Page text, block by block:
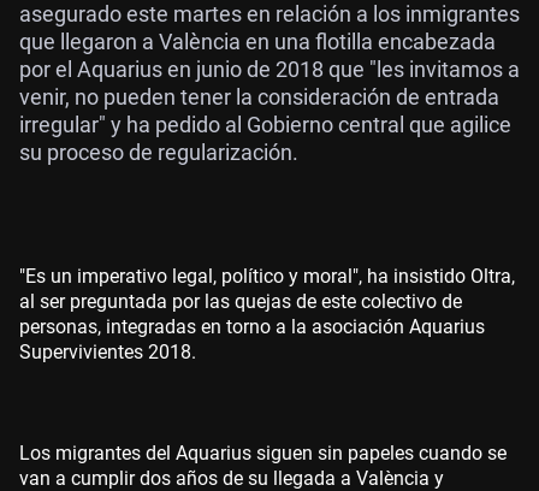
asegurado este martes en relación a los inmigrantes
que llegaron a València en una flotilla encabezada
por el Aquarius en junio de 2018 que "les invitamos a
venir, no pueden tener la consideración de entrada
irregular" y ha pedido al Gobierno central que agilice
su proceso de regularización.
"Es un imperativo legal, político y moral", ha insistido Oltra,
al ser preguntada por las quejas de este colectivo de
personas, integradas en torno a la asociación Aquarius
Supervivientes 2018.
Los migrantes del Aquarius siguen sin papeles cuando se
van a cumplir dos años de su llegada a València y